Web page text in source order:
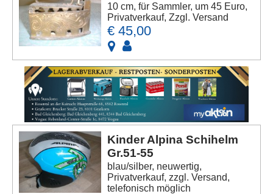
10 cm, für Sammler, um 45 Euro,
Privatverkauf, Zzgl. Versand
€ 45,00
Kinder Alpina Schihelm
Gr.51-55
blau/silber, neuwertig,
Privatverkauf, zzgl. Versand,
telefonisch möglich